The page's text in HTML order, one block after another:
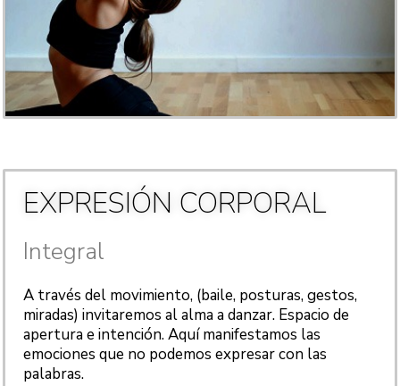
EXPRESIÓN CORPORAL
Integral
A través del movimiento, (baile, posturas, gestos,
miradas) invitaremos al alma a danzar. Espacio de
apertura e intención. Aquí manifestamos las
emociones que no podemos expresar con las
palabras.